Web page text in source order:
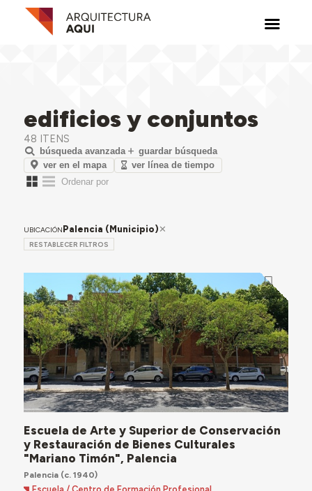
edificios y conjuntos
48 ITENS
búsqueda avanzada
guardar búsqueda
ver en el mapa
ver línea de tiempo
UBICACIÓNPalencia (Municipio)
RESTABLECER FILTROS
Escuela de Arte y Superior de Conservación
y Restauración de Bienes Culturales
"Mariano Timón", Palencia
Palencia(c. 1940)